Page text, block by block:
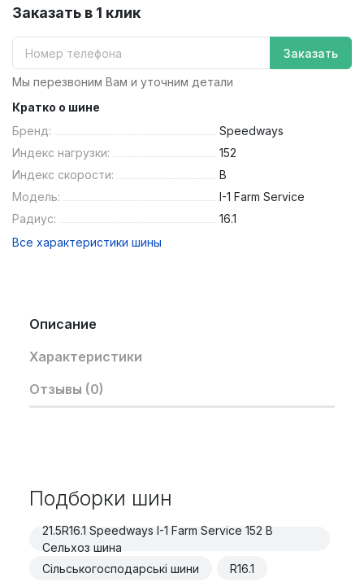
Заказать в 1 клик
Заказать
Мы перезвоним Вам и уточним детали
Кратко о шине
Бренд:
Speedways
Индекс нагрузки:
152
Индекс скорости:
B
Модель:
I-1 Farm Service
Радиус:
16.1
Все характеристики шины
Описание
Характеристики
Отзывы (0)
Подборки шин
21.5R16.1 Speedways I-1 Farm Service 152 B
Сельхоз шина
Сільськогосподарські шини
R16.1